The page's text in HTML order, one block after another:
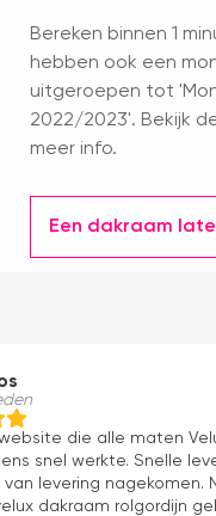
Bereken binnen 1
hebben ook een
uitgeroepen tot
2022/2023'. Bekijk
meer info.
Een dakraam
die alle maten
snel werkte. Snelle
levering nagekomen.
dakraam rolgordijn